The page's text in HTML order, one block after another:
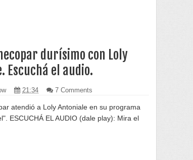
durísimo con Loly
Escuchá el audio.
21:34 7 Comments
atendió a Loly Antoniale en su programa
ESCUCHÁ EL AUDIO (dale play): Mira el